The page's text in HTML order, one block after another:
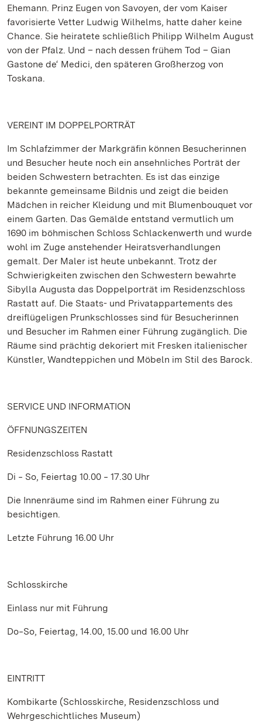
Ehemann. Prinz Eugen von Savoyen, der vom Kaiser
favorisierte Vetter Ludwig Wilhelms, hatte daher keine
Chance. Sie heiratete schließlich Philipp Wilhelm August
von der Pfalz. Und – nach dessen frühem Tod – Gian
Gastone de‘ Medici, den späteren Großherzog von
Toskana.
VEREINT IM DOPPELPORTRÄT
Im Schlafzimmer der Markgräfin können Besucherinnen
und Besucher heute noch ein ansehnliches Porträt der
beiden Schwestern betrachten. Es ist das einzige
bekannte gemeinsame Bildnis und zeigt die beiden
Mädchen in reicher Kleidung und mit Blumenbouquet vor
einem Garten. Das Gemälde entstand vermutlich um
1690 im böhmischen Schloss Schlackenwerth und wurde
wohl im Zuge anstehender Heiratsverhandlungen
gemalt. Der Maler ist heute unbekannt. Trotz der
Schwierigkeiten zwischen den Schwestern bewahrte
Sibylla Augusta das Doppelporträt im Residenzschloss
Rastatt auf. Die Staats- und Privatappartements des
dreiflügeligen Prunkschlosses sind für Besucherinnen
und Besucher im Rahmen einer Führung zugänglich. Die
Räume sind prächtig dekoriert mit Fresken italienischer
Künstler, Wandteppichen und Möbeln im Stil des Barock.
SERVICE UND INFORMATION
ÖFFNUNGSZEITEN
Residenzschloss Rastatt
Di ‒ So, Feiertag 10.00 ‒ 17.30 Uhr
Die Innenräume sind im Rahmen einer Führung zu
besichtigen.
Letzte Führung 16.00 Uhr
Schlosskirche
Einlass nur mit Führung
Do‒So, Feiertag, 14.00, 15.00 und 16.00 Uhr
EINTRITT
Kombikarte (Schlosskirche, Residenzschloss und
Wehrgeschichtliches Museum)